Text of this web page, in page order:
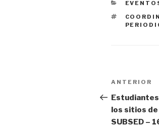
de
Entrada
anterior:
ANTERIOR
los sitios de
SUBSED –